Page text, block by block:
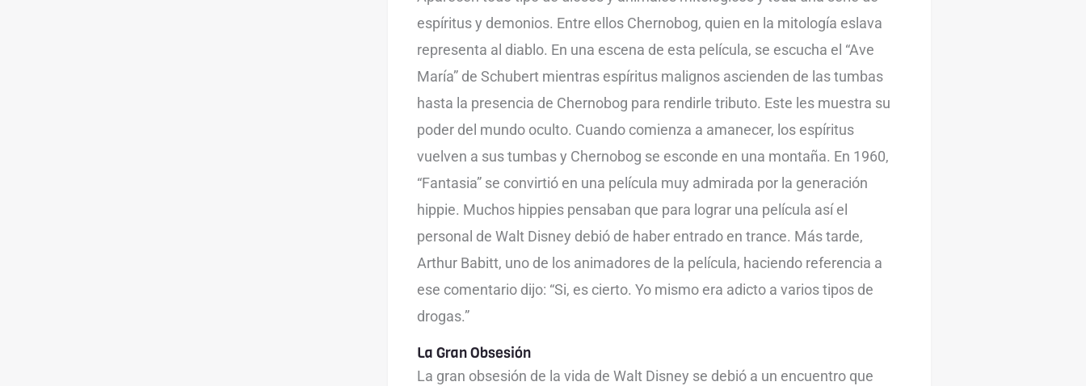
espíritus y demonios. Entre ellos Chernobog, quien en la mitología eslava
representa al diablo. En una escena de esta película, se escucha el “Ave
María” de Schubert mientras espíritus malignos ascienden de las tumbas
hasta la presencia de Chernobog para rendirle tributo. Este les muestra su
poder del mundo oculto. Cuando comienza a amanecer, los espíritus
vuelven a sus tumbas y Chernobog se esconde en una montaña. En 1960,
“Fantasia” se convirtió en una película muy admirada por la generación
hippie. Muchos hippies pensaban que para lograr una película así el
personal de Walt Disney debió de haber entrado en trance. Más tarde,
Arthur Babitt, uno de los animadores de la película, haciendo referencia a
ese comentario dijo: “Si, es cierto. Yo mismo era adicto a varios tipos de
drogas.”
La Gran Obsesión
La gran obsesión de la vida de Walt Disney se debió a un encuentro que